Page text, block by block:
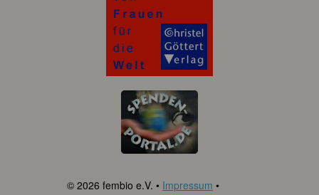
© 2026 fembio e.V. • Impressum •